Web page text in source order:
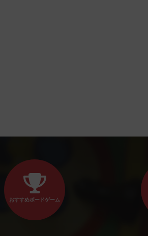
おすすめボードゲーム